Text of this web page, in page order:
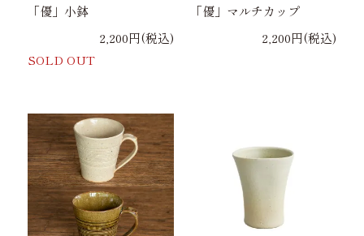
「優」小鉢
2,200円(税込)
SOLD OUT
「優」マルチカップ
2,200円(税込)